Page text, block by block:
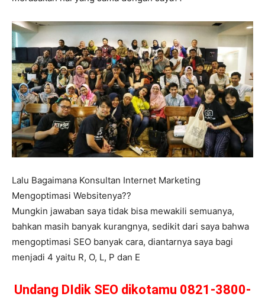
Lalu Bagaimana Konsultan Internet Marketing
Mengoptimasi Websitenya??
Mungkin jawaban saya tidak bisa mewakili semuanya,
bahkan masih banyak kurangnya, sedikit dari saya bahwa
mengoptimasi SEO banyak cara, diantarnya saya bagi
menjadi 4 yaitu R, O, L, P dan E
Undang DIdik SEO dikotamu 0821-3800-